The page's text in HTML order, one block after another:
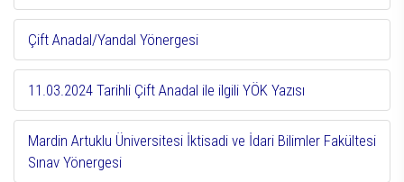
Çift Anadal/Yandal Yönergesi
11.03.2024 Tarihli Çift Anadal ile ilgili YÖK Yazısı
Mardin Artuklu Üniversitesi İktisadi ve İdari Bilimler Fakültesi
Sınav Yönergesi